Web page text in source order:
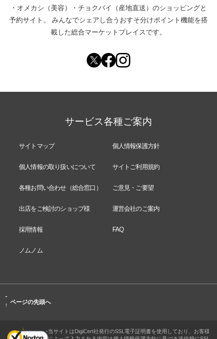
・ オメカシ（美容） ・ チョクバイ（産地直送） のショッピングと
予約サイト。
みんなでシェアし合う おすそ分けポイント機能を搭
載した総合マーケットプレイスです。
サービス各種ご案内
サイトマップ 個人情報保護方針
個人情報の取り扱いについて サイトご利用規約
各種お問い合わせ（総合窓口） ご意見・ご要望
出店をご検討のショップ様 運営会社のご案内
採用情報 FAQ
ノムノム
-
↑ ページの先頭へ
当サイトはDigiCert社発行のSSL電子証明書を使用しており、お客様